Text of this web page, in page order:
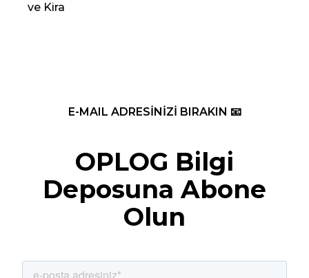
ve Kira
E-MAIL ADRESİNİZİ BIRAKIN 📧
OPLOG Bilgi
Deposuna Abone
Olun